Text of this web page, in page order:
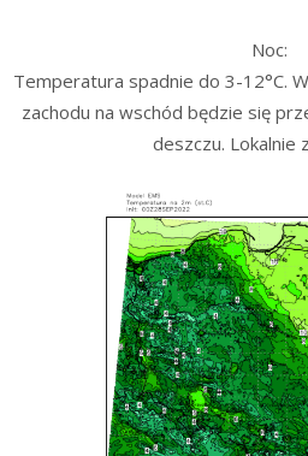
Noc:
Temperatura spadnie do 3-12°C.
zachodu na wschód będzie się
deszczu. Lokalnie